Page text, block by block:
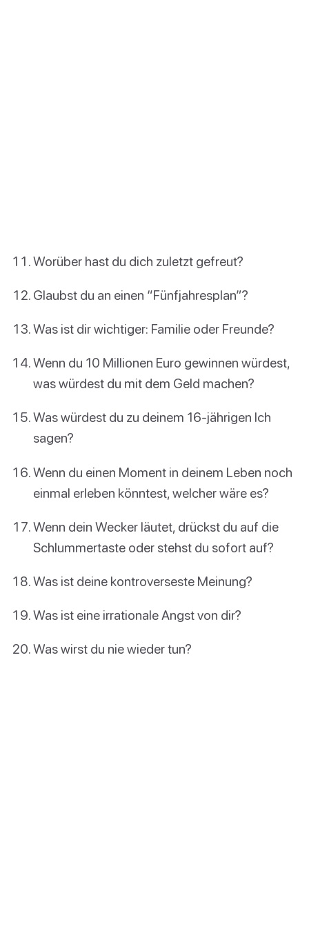
Worüber hast du dich zuletzt gefreut?
Glaubst du an einen “Fünfjahresplan”?
Was ist dir wichtiger: Familie oder Freunde?
Wenn du 10 Millionen Euro gewinnen würdest,
was würdest du mit dem Geld machen?
Was würdest du zu deinem 16-jährigen Ich
sagen?
Wenn du einen Moment in deinem Leben noch
einmal erleben könntest, welcher wäre es?
Wenn dein Wecker läutet, drückst du auf die
Schlummertaste oder stehst du sofort auf?
Was ist deine kontroverseste Meinung?
Was ist eine irrationale Angst von dir?
Was wirst du nie wieder tun?